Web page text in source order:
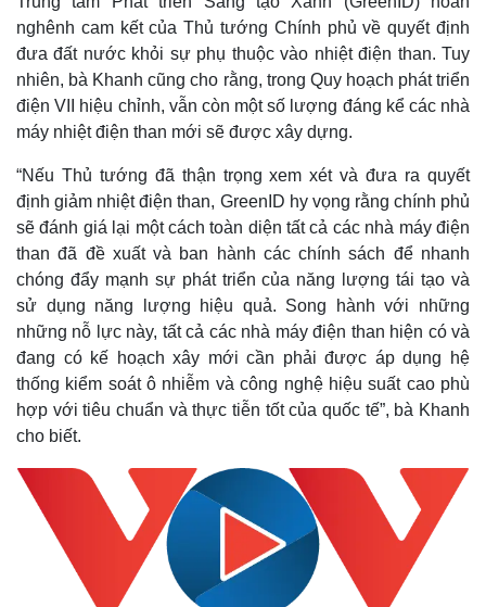
nghênh cam kết của Thủ tướng Chính phủ về quyết định
đưa đất nước khỏi sự phụ thuộc vào nhiệt điện than. Tuy
nhiên, bà Khanh cũng cho rằng, trong Quy hoạch phát triển
điện VII hiệu chỉnh, vẫn còn một số lượng đáng kể các nhà
máy nhiệt điện than mới sẽ được xây dựng.
“Nếu Thủ tướng đã thận trọng xem xét và đưa ra quyết
định giảm nhiệt điện than, GreenID hy vọng rằng chính phủ
sẽ đánh giá lại một cách toàn diện tất cả các nhà máy điện
than đã đề xuất và ban hành các chính sách để nhanh
chóng đẩy mạnh sự phát triển của năng lượng tái tạo và
sử dụng năng lượng hiệu quả. Song hành với những
những nỗ lực này, tất cả các nhà máy điện than hiện có và
đang có kế hoạch xây mới cần phải được áp dụng hệ
thống kiểm soát ô nhiễm và công nghệ hiệu suất cao phù
hợp với tiêu chuẩn và thực tiễn tốt của quốc tế”, bà Khanh
cho biết.